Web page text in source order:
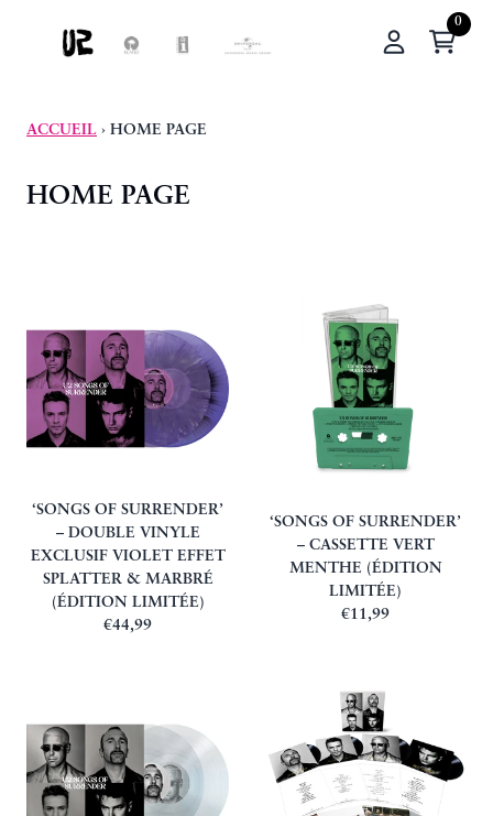
Panier
ACCUEIL › HOME PAGE
HOME PAGE
‘SONGS OF SURRENDER’
– DOUBLE VINYLE
EXCLUSIF VIOLET EFFET
SPLATTER & MARBRÉ
(ÉDITION LIMITÉE)
€44,99
‘SONGS OF SURRENDER’
– CASSETTE VERT
MENTHE (ÉDITION
LIMITÉE)
€11,99